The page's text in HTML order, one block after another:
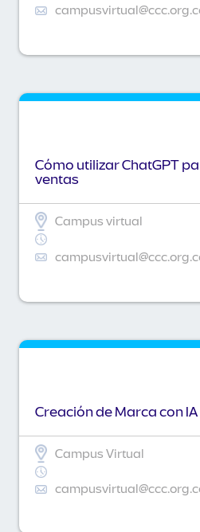
Cómo utilizar ChatGPT
ventas
Campus virtual
Creación de Marca con IA
Campus Virtual